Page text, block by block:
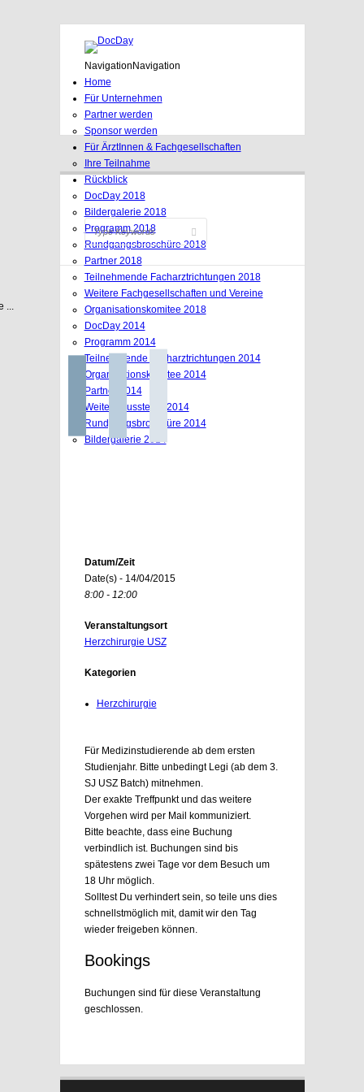
Navigation Navigation
Home
Für Unternehmen
Partner werden
Sponsor werden
Für ÄrztInnen & Fachgesellschaften
Ihre Teilnahme
Rückblick
DocDay 2018
Bildergalerie 2018
Programm 2018
Rundgangsbroschüre 2018
Partner 2018
Teilnehmende Facharztrichtungen 2018
Weitere Fachgesellschaften und Vereine
Organisationskomitee 2018
DocDay 2014
Programm 2014
Teilnehmende Facharztrichtungen 2014
Organisationskomitee 2014
Partner 2014
Weitere Aussteller 2014
Rundgangsbroschüre 2014
Bildergalerie 2014
...
Datum/Zeit
Date(s) - 14/04/2015
8:00 - 12:00
Veranstaltungsort
Herzchirurgie USZ
Kategorien
Herzchirurgie
Für Medizinstudierende ab dem ersten
Studienjahr. Bitte unbedingt Legi (ab dem 3.
SJ USZ Batch) mitnehmen.
Der exakte Treffpunkt und das weitere
Vorgehen wird per Mail kommuniziert.
Bitte beachte, dass eine Buchung
verbindlich ist. Buchungen sind bis
spätestens zwei Tage vor dem Besuch um
18 Uhr möglich.
Solltest Du verhindert sein, so teile uns dies
schnellstmöglich mit, damit wir den Tag
wieder freigeben können.
Bookings
Buchungen sind für diese Veranstaltung
geschlossen.